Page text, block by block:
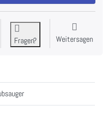
Fragen? Weitersagen